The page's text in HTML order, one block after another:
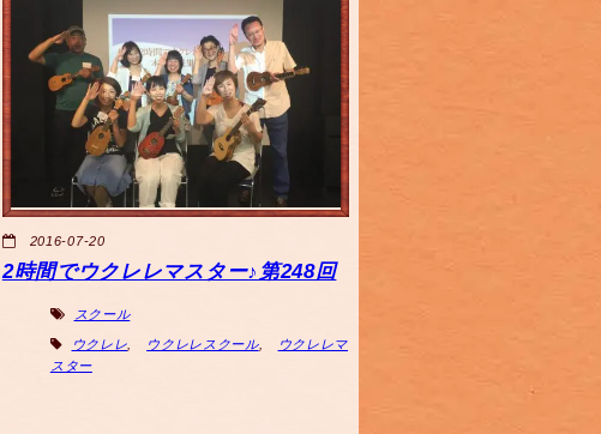
2016-07-20
2時間でウクレレマスター♪第248回
スクール
ウクレレ ウクレレスクール,
ウクレレマ
スター